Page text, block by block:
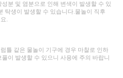
분 및 염분으로 인해 변색이 발생할 수 있
탁생이 발생할 수 있습니다.물놀이 직후
.
틀 같은 물놀이 기구에 경우 마찰로 인하
이 발생할 수 있으니 사용에 주의 바랍니